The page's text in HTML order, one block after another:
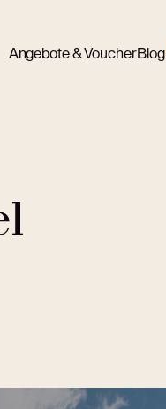
Angebote & VoucherBlog